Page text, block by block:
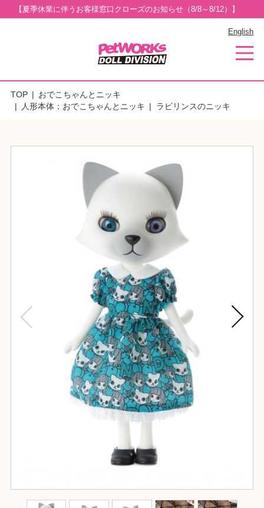
【夏季休業に伴うお客様窓口クローズのお知らせ（8/8～8/12）】
English
TOP
おでこちゃんとニッキ
人形本体：おでこちゃんとニッキ
ラビリンスのニッキ